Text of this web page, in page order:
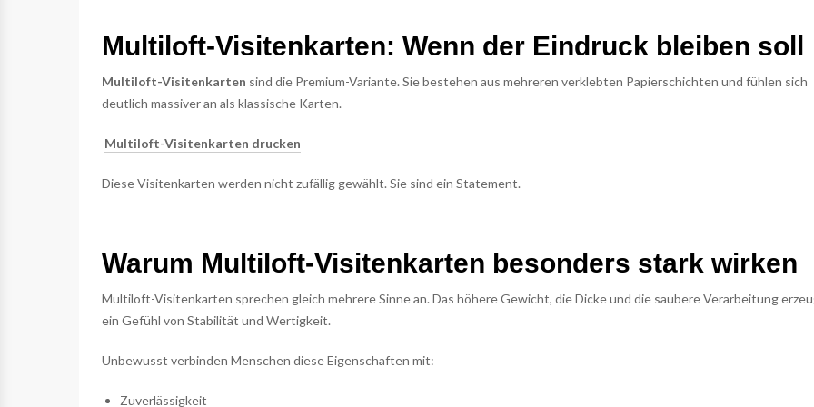
Multiloft-Visitenkarten: Wenn der Eindruck bleiben soll
Multiloft-Visitenkarten sind die Premium-Variante. Sie bestehen aus mehreren verklebten Papierschichten und fühlen sich
deutlich massiver an als klassische Karten.
Multiloft-Visitenkarten drucken
Diese Visitenkarten werden nicht zufällig gewählt. Sie sind ein Statement.
Warum Multiloft-Visitenkarten besonders stark wirken
Multiloft-Visitenkarten sprechen gleich mehrere Sinne an. Das höhere Gewicht, die Dicke und die saubere Verarbeitung
ein Gefühl von Stabilität und Wertigkeit.
Unbewusst verbinden Menschen diese Eigenschaften mit:
Zuverlässigkeit